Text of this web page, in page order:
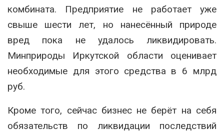
комбината. Предприятие не работает уже
свыше шести лет, но нанесённый природе
вред пока не удалось ликвидировать.
Минприроды Иркутской области оценивает
необходимые для этого средства в 6 млрд
руб.
Кроме того, сейчас бизнес не берёт на себя
обязательств по ликвидации последствий